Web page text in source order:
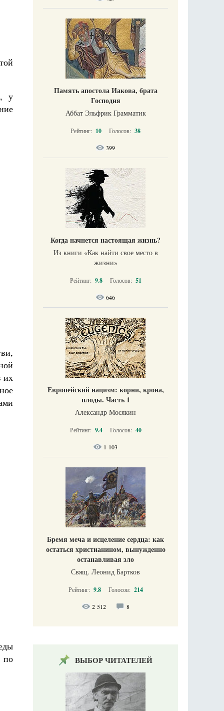
у
их
по
Память апостола Иакова, брата
Господня
Аббат Эльфрик Грамматик
Рейтинг: 10 Голосов: 38
399
Когда начнется настоящая жизнь?
Из книги «Как найти свое место в
жизни​»
Рейтинг: 9.8 Голосов: 51
646
Европейский нацизм: корни, крона,
плоды. Часть 1
Александр Мосякин
Рейтинг: 9.4 Голосов: 40
1 103
Бремя меча и исцеление сердца: как
остаться христианином, вынужденно
останавливая зло
Свящ. Леонид Бартков
Рейтинг: 9.8 Голосов: 214
2 512 8
ВЫБОР ЧИТАТЕЛЕЙ